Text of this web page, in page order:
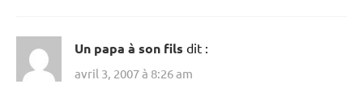
Un papa à son fils dit :
avril 3, 2007 à 8:26 am